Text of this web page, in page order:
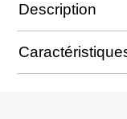
Description